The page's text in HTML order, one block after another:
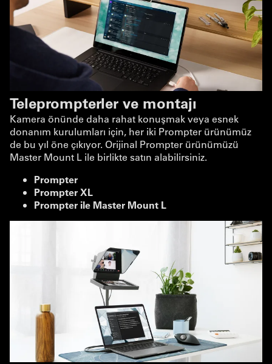
Teleprompterler ve montajı
Kamera önünde daha rahat konuşmak veya esnek
donanım kurulumları için, her iki Prompter ürünümüz
de bu yıl öne çıkıyor. Orijinal Prompter ürünümüzü
Master Mount L ile birlikte satın alabilirsiniz.
Prompter
Prompter XL
Prompter ile Master Mount L